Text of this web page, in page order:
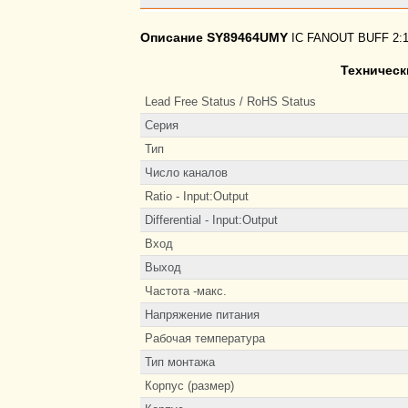
Описание SY89464UMY IC FANOUT BUFF
Lead Free Status / RoHS Status
Серия
Тип
Число каналов
Ratio - Input:Output
Differential - Input:Output
Вход
Выход
Частота -макс.
Напряжение питания
Рабочая температура
Тип монтажа
Корпус (размер)